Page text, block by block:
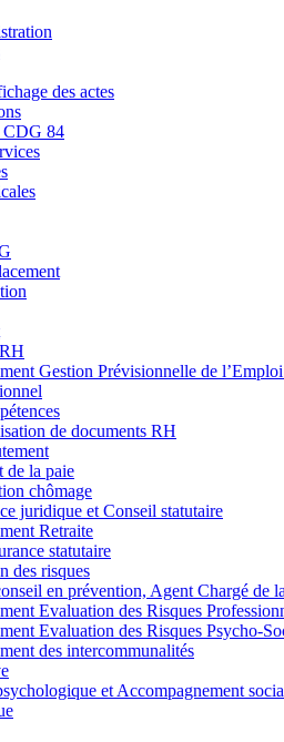
des actes
CDG 84
Gestion Prévisionnelle de
de documents RH
de la paie
chômage
juridique et Conseil statutaire
Retraite
statutaire
des risques
en prévention, Agent Chargé de
Evaluation des Risques
Evaluation des Risques Psycho-
des intercommunalités
et Accompagnement